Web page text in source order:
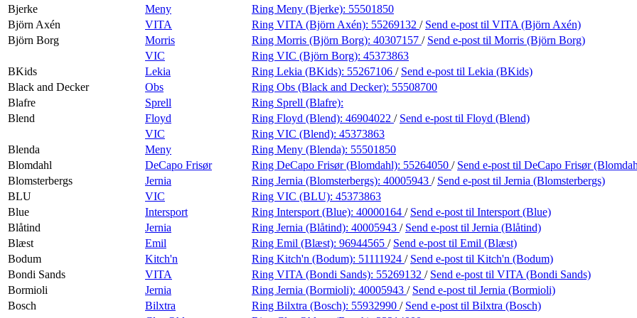
Bjerke Meny Ring Meny (Bjerke): 55501850
Björn Axén
VITA Ring VITA (Björn Axén): 55269132 / Send e-post til VITA (Björn Axén)
Björn Borg
Morris Ring Morris (Björn Borg): 40307157 / Send e-post til Morris (Björn Borg)
VIC
Ring VIC (Björn Borg): 45373863
BKids
Lekia Ring Lekia (BKids): 55267106 / Send e-post til Lekia (BKids)
Black and Decker
Obs Ring Obs (Black and Decker): 55508700
Blafre
Sprell
Ring Sprell (Blafre):
Blend
Floyd Ring Floyd (Blend): 46904022 / Send e-post til Floyd (Blend)
VIC
Ring VIC (Blend): 45373863
Blenda
Meny Ring Meny (Blenda): 55501850
Blomdahl
DeCapo Frisør Ring DeCapo Frisør (Blomdahl): 55264050 / Send e-post til DeCapo Frisør
Blomsterbergs
Jernia Ring Jernia (Blomsterbergs): 40005943 / Send e-post til Jernia (Blomsterbergs)
BLU
VIC Ring VIC (BLU): 45373863
Blue
Intersport Ring Intersport (Blue): 40000164 / Send e-post til Intersport (Blue)
Blåtind
Jernia Ring Jernia (Blåtind): 40005943 / Send e-post til Jernia (Blåtind)
Blæst
Emil Ring Emil (Blæst): 96944565 / Send e-post til Emil (Blæst)
Bodum
Kitch'n Ring Kitch'n (Bodum): 51111924 / Send e-post til Kitch'n (Bodum)
Bondi Sands
VITA Ring VITA (Bondi Sands): 55269132 / Send e-post til VITA (Bondi Sands)
Bormioli
Jernia Ring Jernia (Bormioli): 40005943 / Send e-post til Jernia (Bormioli)
Bosch
Bilxtra Ring Bilxtra (Bosch): 55932990 / Send e-post til Bilxtra (Bosch)